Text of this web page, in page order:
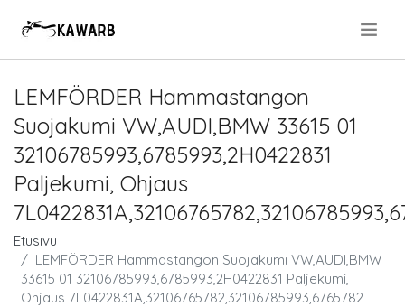
LEMFÖRDER Hammastangon
Suojakumi VW,AUDI,BMW 33615 01
32106785993,6785993,2H0422831
Paljekumi, Ohjaus
Etusivu
LEMFÖRDER Hammastangon Suojakumi VW,AUDI,BMW
33615 01 32106785993,6785993,2H0422831 Paljekumi,
Ohjaus 7L0422831A,32106765782,32106785993,6765782